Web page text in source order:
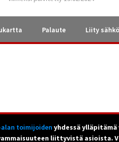
Palaute Liity
toimijoiden yhdessä
liittyvistä asioista.